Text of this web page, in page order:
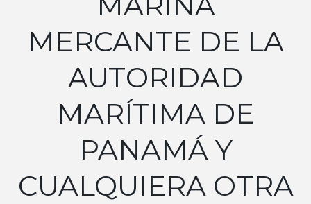
MERCANTE DE LA
AUTORIDAD
MARÍTIMA DE
PANAMÁ Y
CUALQUIERA OTRA